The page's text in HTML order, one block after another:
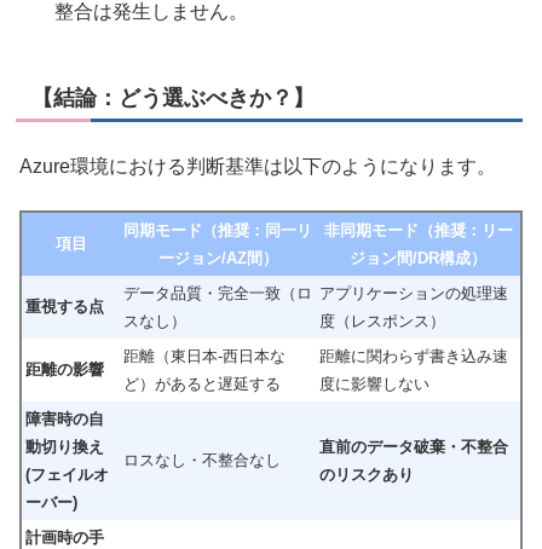
整合は発生しません。
【結論：どう選ぶべきか？】
Azure環境における判断基準は以下のようになります。
項目
同期モード（推奨：同一リ
ージョン/AZ間）
非同期モード（推奨：リー
ジョン間/DR構成）
重視する点
データ品質・完全一致（ロ
スなし）
アプリケーションの処理速
度（レスポンス）
距離の影響
距離（東日本-西日本な
ど）があると遅延する
距離に関わらず書き込み速
度に影響しない
障害時の自
動切り換え
(フェイルオ
ーバー)
ロスなし・不整合なし
直前のデータ破棄・不整合
のリスクあり
計画時の手